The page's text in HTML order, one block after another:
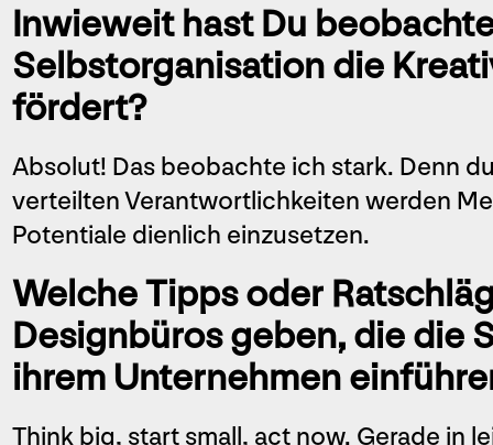
Inwieweit hast Du
Selbstorganisation die
fördert?
Absolut! Das beobachte ich stark. Denn
verteilten Verantwortlichkeiten werden
Potentiale dienlich einzusetzen.
Welche Tipps oder
Designbüros geben, die die
ihrem Unternehmen
Think big, start small, act now. Gerade in